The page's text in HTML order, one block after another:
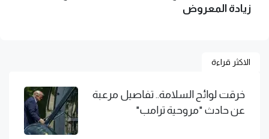
زيادة المعروض
الاكثر قراءة
خرقت لوائح السلامة.. تفاصيل مرعبة
عن حادث "مروحية ترامب"